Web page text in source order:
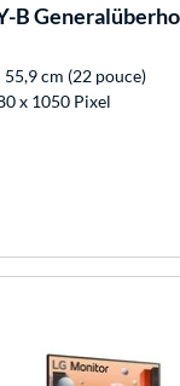
B
cm (22 pouce)
x 1050 Pixel